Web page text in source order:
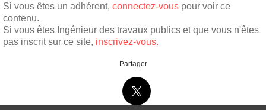
Si vous êtes un adhérent, connectez-vous pour voir ce
contenu.
Si vous êtes Ingénieur des travaux publics et que vous n'êtes
pas inscrit sur ce site, inscrivez-vous.
Partager